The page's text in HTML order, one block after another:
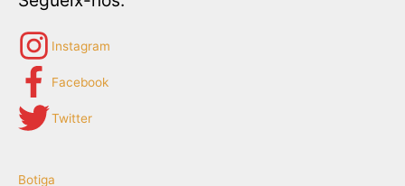
Instagram
Facebook
Twitter
Botiga